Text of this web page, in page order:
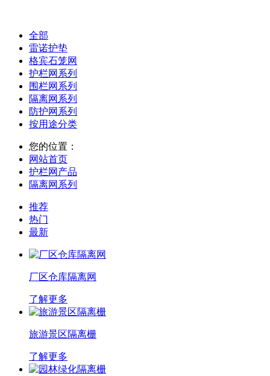
全部
雷诺护垫
格宾石笼网
护栏网系列
围栏网系列
隔离网系列
防护网系列
按用途分类
您的位置：
网站首页
护栏网产品
隔离网系列
推荐
热门
最新
厂区仓库隔离网
了解更多
旅游景区隔离栅
了解更多